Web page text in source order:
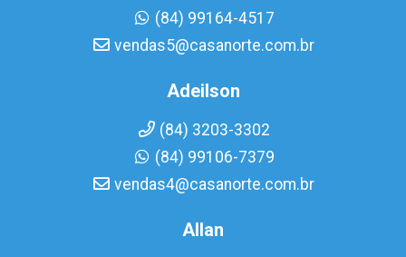
(84) 99164-4517
vendas5@casanorte.com.br
Adeilson
(84) 3203-3302
(84) 99106-7379
vendas4@casanorte.com.br
Allan